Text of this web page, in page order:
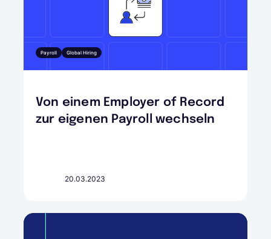
Payroll Global Hiring
Von einem Employer of Record
zur eigenen Payroll wechseln
20.03.2023